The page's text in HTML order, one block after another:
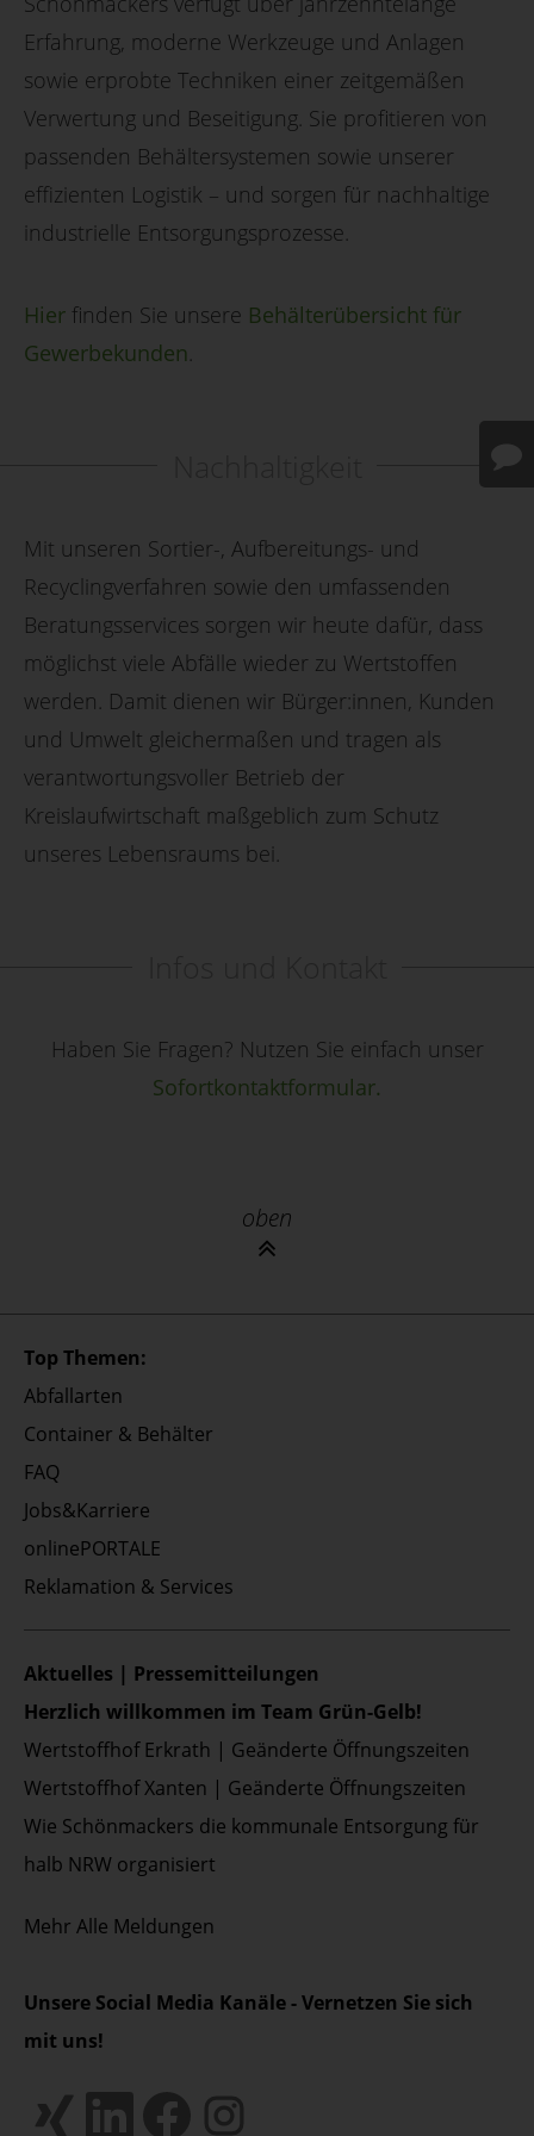
Erfahrung, moderne Werkzeuge und Anlagen
sowie erprobte Techniken einer zeitgemäßen
Verwertung und Beseitigung. Sie profitieren von
passenden Behältersystemen sowie unserer
effizienten Logistik – und sorgen für nachhaltige
industrielle Entsorgungsprozesse.
Hier finden Sie unsere Behälterübersicht für
Gewerbekunden
Mit unseren Sortier-, Aufbereitungs- und
Recyclingverfahren sowie den umfassenden
Beratungsservices sorgen wir heute dafür, dass
möglichst viele Abfälle wieder zu Wertstoffen
werden. Damit dienen wir Bürger:innen, Kunden
und Umwelt gleichermaßen und tragen als
verantwortungsvoller Betrieb der
Kreislaufwirtschaft maßgeblich zum Schutz
unseres Lebensraums bei.
Haben Sie Fragen? Nutzen Sie einfach unser
Sofortkontaktformular.
oben
Top Themen:
Abfallarten
Container & Behälter
FAQ
Jobs&Karriere
onlinePORTALE
Reklamation & Services
Aktuelles | Pressemitteilungen
Herzlich willkommen im Team Grün-Gelb!
Wertstoffhof Erkrath | Geänderte Öffnungszeiten
Wertstoffhof Xanten | Geänderte Öffnungszeiten
Wie Schönmackers die kommunale Entsorgung für
halb NRW organisiert
Mehr Alle Meldungen
Unsere Social Media Kanäle - Vernetzen Sie sich
mit uns!